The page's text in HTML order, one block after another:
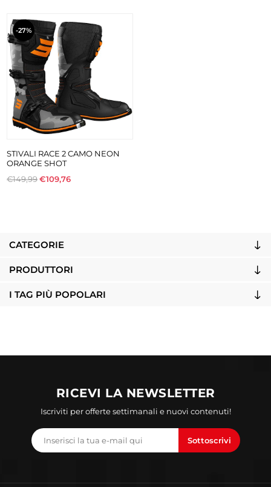
CATEGORIE
PRODUTTORI
I TAG PIÙ POPOLARI
-27%
STIVALI RACE 2 CAMO NEON
ORANGE SHOT
€149,99€109,76
RICEVI LA NEWSLETTER
Iscriviti per offerte settimanali e nuovi contenuti!
Sottoscrivi